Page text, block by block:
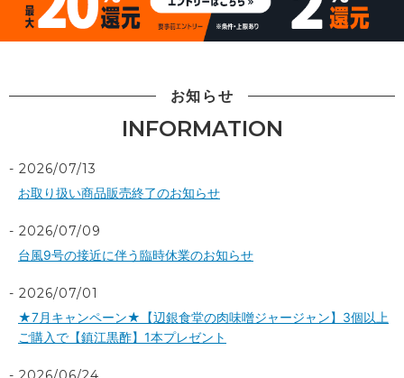
お知らせ
INFORMATION
2026/07/13
お取り扱い商品販売終了のお知らせ
2026/07/09
台風9号の接近に伴う臨時休業のお知らせ
2026/07/01
★7月キャンペーン★【辺銀食堂の肉味噌ジャージャン】3個以上
ご購入で【鎮江黒酢】1本プレゼント